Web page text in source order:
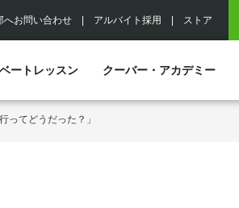
へお問い合わせ アルバイト採用 ストア
ートレッスン クーバー・アカデミー
ってどうだった？」